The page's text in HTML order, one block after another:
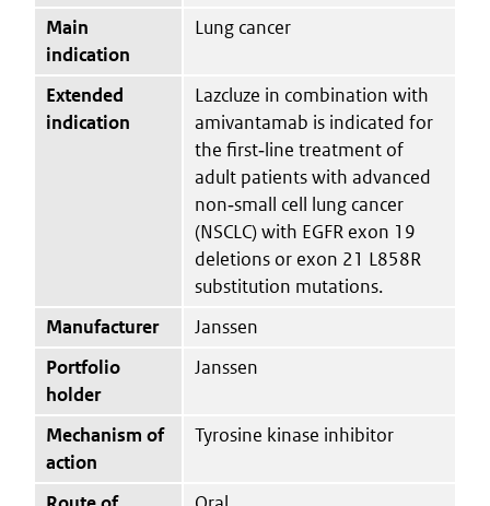
Main
indication
Lung cancer
Extended
indication
Lazcluze in combination with
amivantamab is indicated for
the first‑line treatment of
adult patients with advanced
non‑small cell lung cancer
(NSCLC) with EGFR exon 19
deletions or exon 21 L858R
substitution mutations.
Manufacturer
Janssen
Portfolio
holder
Janssen
Mechanism of
action
Tyrosine kinase inhibitor